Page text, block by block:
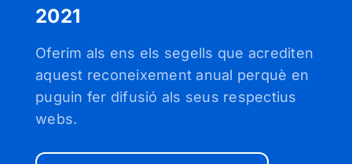
2021
Oferim als ens els segells que acrediten
aquest reconeixement anual perquè en
puguin fer difusió als seus respectius
webs.